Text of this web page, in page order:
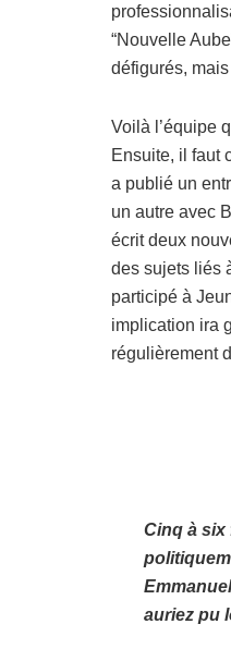
“Nouvelle
défigurés,
Voilà l’équipe
Ensuite, il faut
a publié un
un autre avec
écrit deux
des sujets liés
participé à
implication ira
régulièrement
Cinq à six
auriez pu